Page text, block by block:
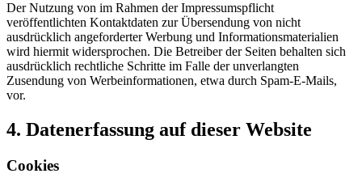
Der Nutzung von im Rahmen der Impressumspflicht
veröffentlichten Kontaktdaten zur Übersendung von nicht
ausdrücklich angeforderter Werbung und Informationsmaterialien
wird hiermit widersprochen. Die Betreiber der Seiten behalten sich
ausdrücklich rechtliche Schritte im Falle der unverlangten
Zusendung von Werbeinformationen, etwa durch Spam-E-Mails,
vor.
4. Datenerfassung auf dieser Website
Cookies